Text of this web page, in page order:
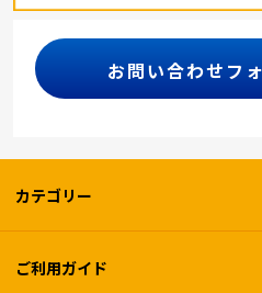
お問い合わせフ
カテゴリー
ご利用ガイド